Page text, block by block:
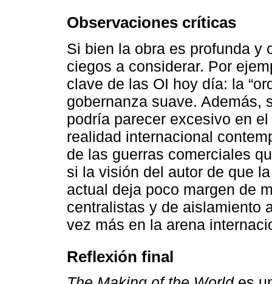
Observaciones críticas
Si bien la obra es profunda y
ciegos a considerar. Por
clave de las OI hoy día: la
gobernanza suave. Además,
podría parecer excesivo en
realidad internacional
de las guerras comerciales
si la visión del autor de que
actual deja poco margen de
centralistas y de aislamiento
vez más en la arena
Reflexión final